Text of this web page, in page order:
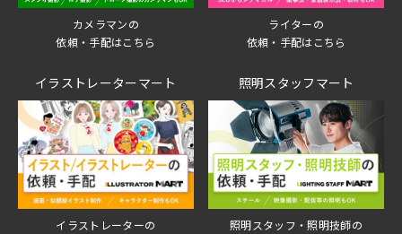
カメラマンの
依頼・手配はこちら
ライターの
依頼・手配はこちら
イラストレーターマート
イラストレーターの
照明スタッフマート
照明スタッフ・照明技師の